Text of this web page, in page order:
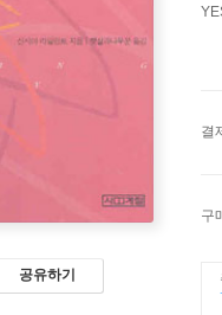
공유하기
결
구